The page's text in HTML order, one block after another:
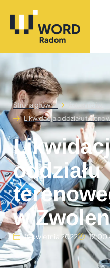
Strona główna
Aktualności
Likwidacja oddziału
oddziału
w
19 kwietnia 2022 12:00